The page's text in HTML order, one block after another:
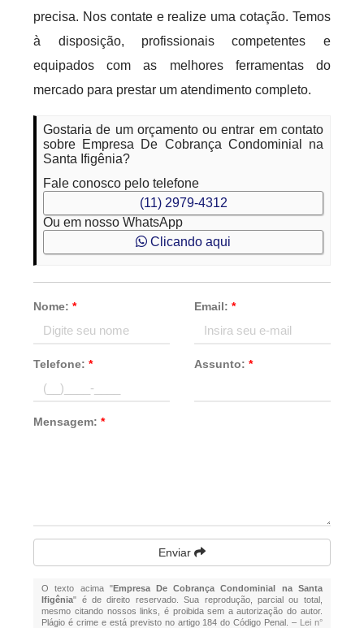
precisa. Nos contate e realize uma cotação. Temos
à disposição, profissionais competentes e
equipados com as melhores ferramentas do
mercado para prestar um atendimento completo.
Gostaria de um orçamento ou entrar em contato
sobre Empresa De Cobrança Condominial na
Santa Ifigênia?
Fale conosco pelo telefone
(11) 2979-4312
Ou em nosso WhatsApp
Clicando aqui
Nome:* Email: *
Telefone:* Assunto: *
Mensagem:*
Enviar
O texto acima "Empresa De Cobrança Condominial na Santa
Ifigênia" é de direito reservado. Sua reprodução, parcial ou total,
mesmo citando nossos links, é proibida sem a autorização do autor.
Plágio é crime e está previsto no artigo 184 do Código Penal. – Lei n°